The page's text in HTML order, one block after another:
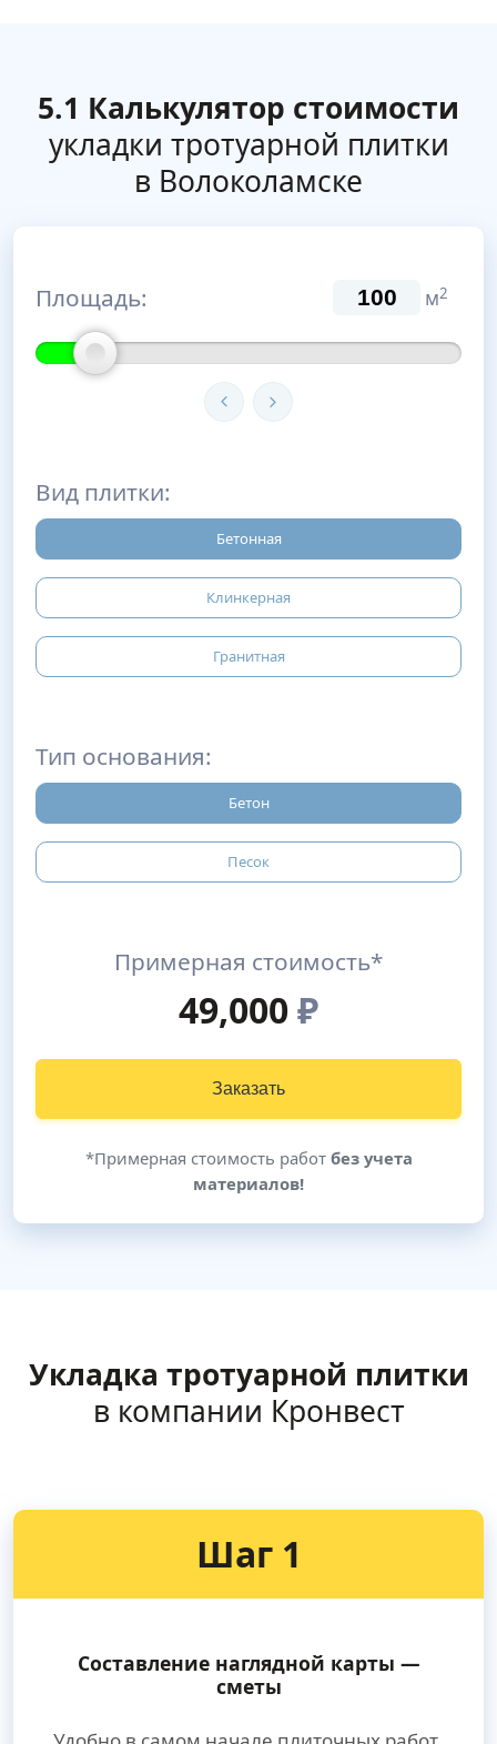
5.1 Калькулятор стоимости
укладки тротуарной плитки
в Волоколамске
Площадь: м2
Вид плитки:
Бетонная
Клинкерная
Гранитная
Тип основания:
Бетон
Песок
Примерная стоимость*
49,000₽
Заказать
*Примерная стоимость работ без учета
материалов!
Укладка тротуарной плитки
в компании Кронвест
Шаг 1
Составление наглядной карты —
сметы